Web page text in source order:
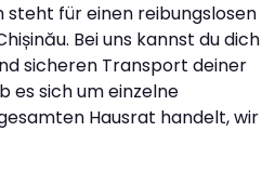
steht für einen reibungslosen
Bei uns kannst du dich
sicheren Transport deiner
es sich um einzelne
Hausrat handelt, wir